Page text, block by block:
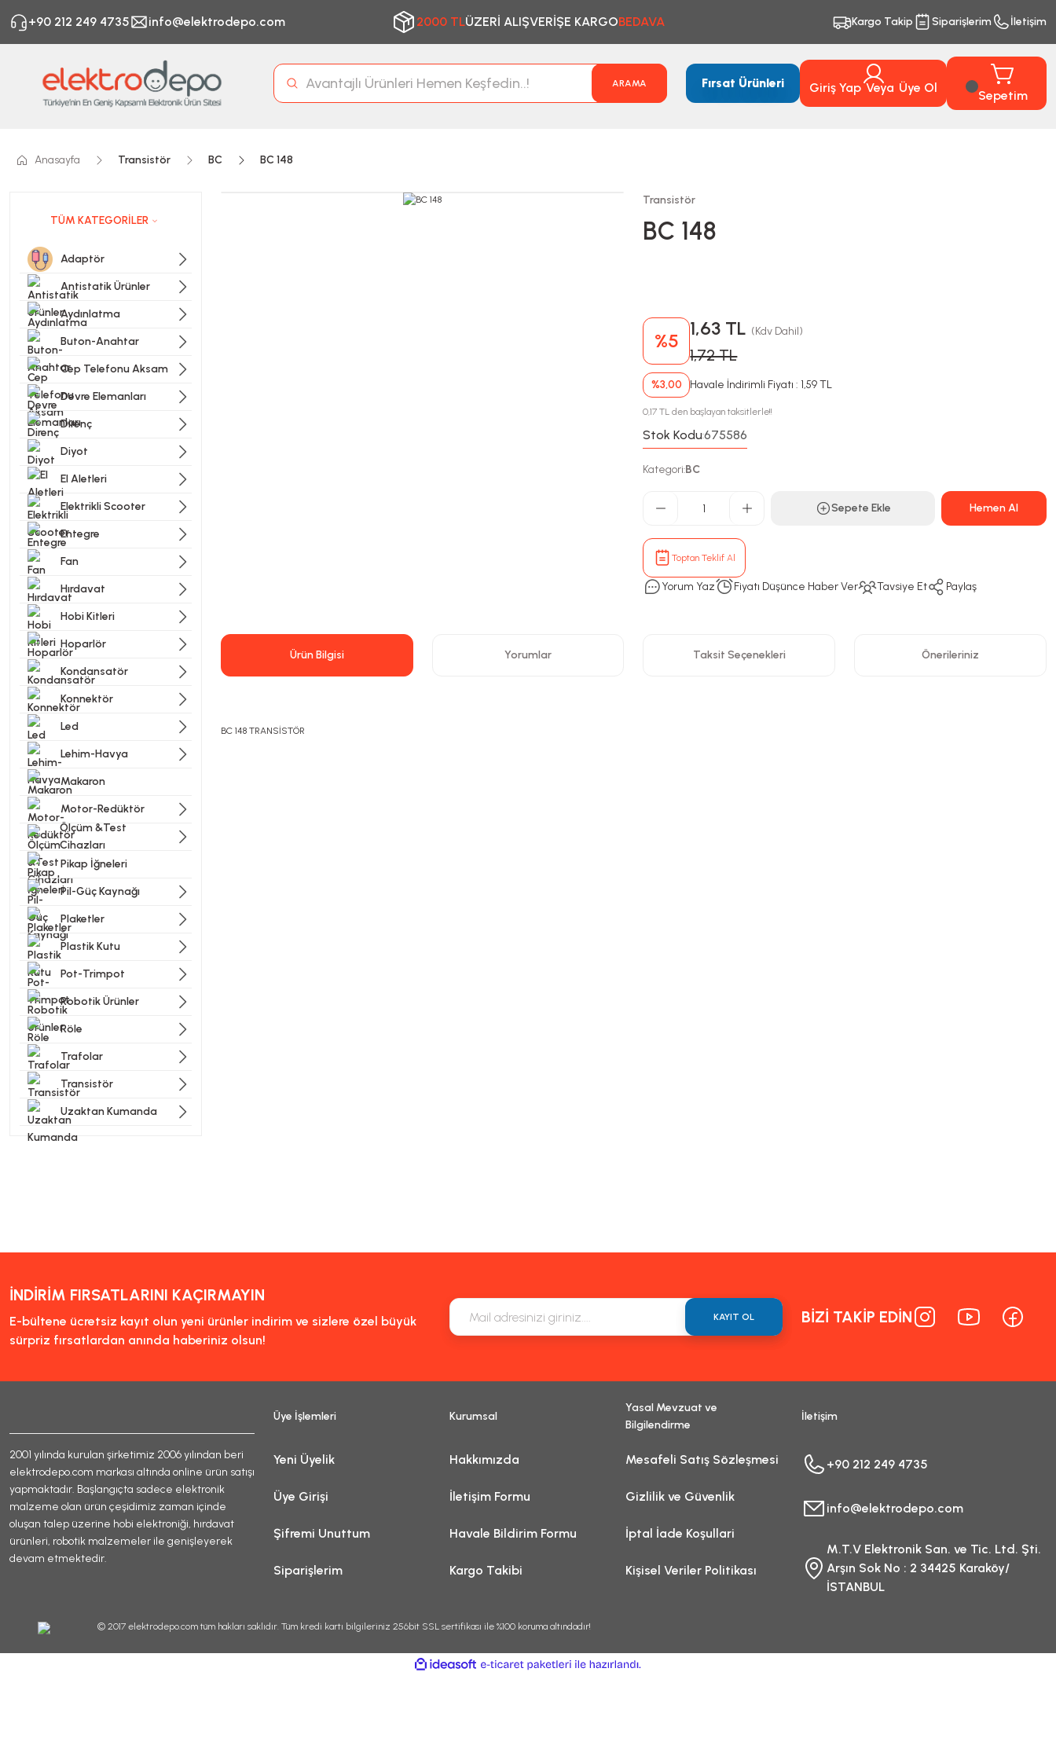
+90 212 249 4735 info@elektrodepo.com 2000 TLÜZERİ ALIŞVERİŞE KARGOBEDAVA Kargo Takip Siparişlerim İletişim
ARAMA Fırsat Ürünleri Giriş Yap Veya Üye Ol
Sepetim
Anasayfa Transistör BC BC 148
TÜM KATEGORİLER
Adaptör
Antistatik Ürünler
Aydınlatma
Buton-Anahtar
Cep Telefonu Aksam
Devre Elemanları
Direnç
Diyot
El Aletleri
Elektrikli Scooter
Entegre
Fan
Hırdavat
Hobi Kitleri
Hoparlör
Kondansatör
Konnektör
Led
Lehim-Havya
Makaron
Motor-Redüktör
Ölçüm &Test
Cihazları
Pikap İğneleri
Pil-Güç Kaynağı
Plaketler
Plastik Kutu
Pot-Trimpot
Robotik Ürünler
Röle
Trafolar
Transistör
Uzaktan Kumanda
Transistör
BC 148
%5
1,63 TL (Kdv Dahil)
1,72 TL
%3,00 Havale İndirimli Fiyatı : 1,59 TL
0,17 TL den başlayan taksitlerle!!
Stok Kodu:675586
Kategori:BC
Sepete Ekle Hemen Al
Toptan Teklif Al
Yorum Yaz Fiyatı Düşünce Haber Ver Tavsiye Et Paylaş
Ürün Bilgisi Yorumlar Taksit Seçenekleri Önerileriniz
BC 148 TRANSİSTÖR
İNDİRİM FIRSATLARINI KAÇIRMAYIN
E-bültene ücretsiz kayıt olun yeni ürünler indirim ve sizlere özel büyük
sürpriz fırsatlardan anında haberiniz olsun!
KAYIT OL BİZİ TAKİP EDİN
2001 yılında kurulan şirketimiz 2006 yılından beri
elektrodepo.com markası altında online ürün satışı
yapmaktadır. Başlangıçta sadece elektronik
malzeme olan ürün çeşidimiz zaman içinde
oluşan talep üzerine hobi elektroniği, hırdavat
ürünleri, robotik malzemeler ile genişleyerek
devam etmektedir.
Üye İşlemleri
Yeni Üyelik
Üye Girişi
Şifremi Unuttum
Siparişlerim
Kurumsal
Hakkımızda
İletişim Formu
Havale Bildirim Formu
Kargo Takibi
Yasal Mevzuat ve
Bilgilendirme
Mesafeli Satış Sözleşmesi
Gizlilik ve Güvenlik
İptal İade Koşullari
Kişisel Veriler Politikası
İletişim
+90 212 249 4735
info@elektrodepo.com
M.T.V Elektronik San. ve Tic. Ltd. Şti.
Arşın Sok No : 2 34425 Karaköy/
İSTANBUL
© 2017 elektrodepo.com tüm hakları saklıdır. Tüm kredi kartı bilgileriniz 256bit SSL sertifikası ile %100 koruma altındadır!
ideasoft
e-